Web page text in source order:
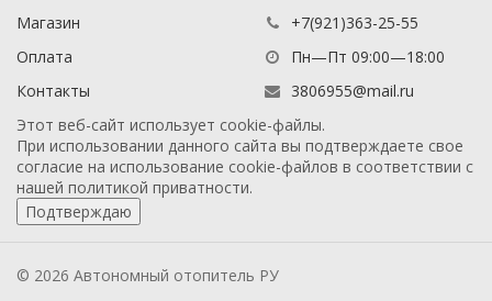
Магазин
Оплата
Контакты
+7(921)363-25-55
Пн—Пт 09:00—18:00
3806955@mail.ru
Этот веб-сайт использует cookie-файлы.
При использовании данного сайта вы подтверждаете свое
согласие на использование cookie-файлов в соответствии с
нашей политикой приватности.
Подтверждаю
© 2026 Автономный отопитель РУ